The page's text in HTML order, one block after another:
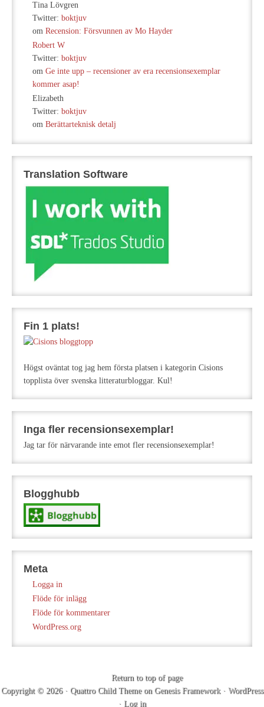
Tina Lövgren
Twitter: boktjuv
om Recension: Försvunnen av Mo Hayder
Robert W
Twitter: boktjuv
om Ge inte upp – recensioner av era recensionsexemplar
kommer asap!
Elizabeth
Twitter: boktjuv
om Berättarteknisk detalj
Translation Software
Fin 1 plats!
Högst oväntat tog jag hem första platsen i kategorin Cisions
topplista över svenska litteraturbloggar. Kul!
Inga fler recensionsexemplar!
Jag tar för närvarande inte emot fler recensionsexemplar!
Blogghubb
Meta
Logga in
Flöde för inlägg
Flöde för kommentarer
WordPress.org
Return to top of page
Copyright © 2026 · Quattro Child Themeon Genesis Framework· WordPress
· Log in